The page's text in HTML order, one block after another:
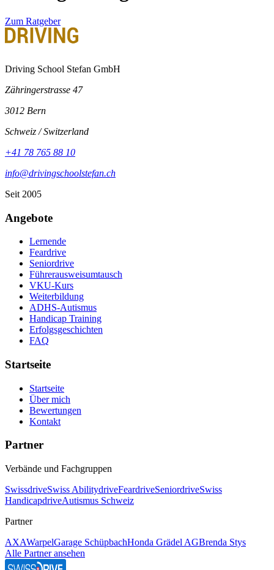
Zum Ratgeber
Driving School Stefan GmbH
Zähringerstrasse 47
3012 Bern
Schweiz / Switzerland
+41 78 765 88 10
info@drivingschoolstefan.ch
Seit 2005
Angebote
Lernende
Feardrive
Seniordrive
Führerausweisumtausch
VKU-Kurs
Weiterbildung
ADHS-Autismus
Handicap Training
Erfolgsgeschichten
FAQ
Startseite
Startseite
Über mich
Bewertungen
Kontakt
Partner
Verbände und Fachgruppen
SwissdriveSwiss AbilitydriveFeardriveSeniordriveSwiss
HandicapdriveAutismus Schweiz
Partner
AXAWarpelGarage SchüpbachHonda Grädel AGBrenda Stys
Alle Partner ansehen